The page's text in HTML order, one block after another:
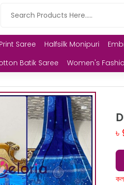
Saree Halfsilk Monipuri
Batik Saree Women's
৳